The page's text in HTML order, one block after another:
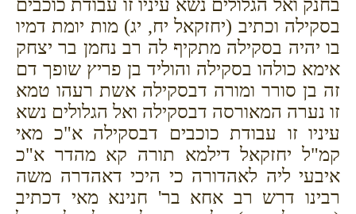
בחנק ואל הגלולים נשא עיניו זו עבודת כוכבים
בסקילה וכתיב (יחזקאל יח, יג) מות יומת דמיו
בו יהיה בסקילה מתקיף לה רב נחמן בר יצחק
אימא כולהו בסקילה והוליד בן פריץ שופך דם
זה בן סורר ומורה דבסקילה אשת רעהו טמא
זו נערה המאורסה דבסקילה ואל הגלולים נשא
עיניו זו עבודת כוכבים דבסקילה א"כ מאי
קמ"ל יחזקאל דילמא תורה קא מהדר א"כ
איבעי ליה לאהדורה כי היכי דאהדרה משה
רבינו דרש רב אחא בר' חנינא מאי דכתיב